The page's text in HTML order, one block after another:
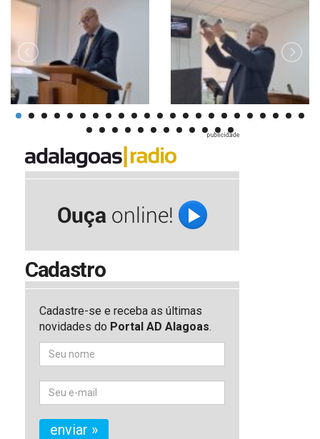
Cadastro
Cadastre-se e receba as últimas
novidades do Portal AD Alagoas.
enviar »